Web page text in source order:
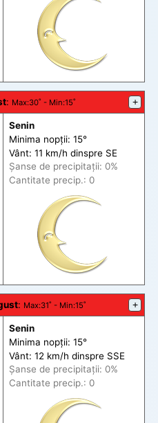
: Max:30˚ - Min:15˚ +
Senin
Minima nopții: 15°
Vânt: 11 km/h dinspre SE
Șanse de precipitații: 0%
Cantitate precip.: 0
: Max:31˚ - Min:15˚ +
Senin
Minima nopții: 15°
Vânt: 12 km/h dinspre SSE
Șanse de precipitații: 0%
Cantitate precip.: 0